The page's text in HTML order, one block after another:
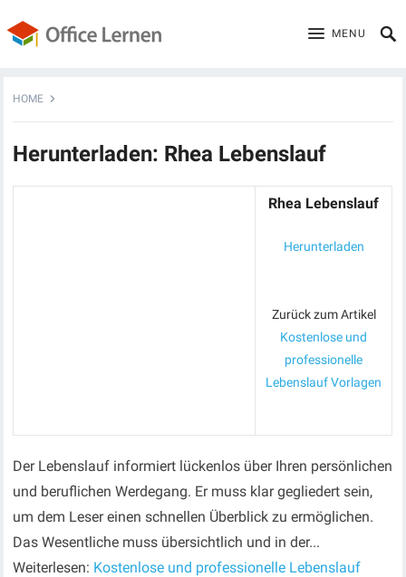
MENU
HOME
Herunterladen: Rhea Lebenslauf
Rhea Lebenslauf
Herunterladen
Zurück zum Artikel
Kostenlose und
professionelle
Lebenslauf Vorlagen
Der Lebenslauf informiert lückenlos über Ihren persönlichen
und beruflichen Werdegang. Er muss klar gegliedert sein,
um dem Leser einen schnellen Überblick zu ermöglichen.
Das Wesentliche muss übersichtlich und in der...
Weiterlesen: Kostenlose und professionelle Lebenslauf